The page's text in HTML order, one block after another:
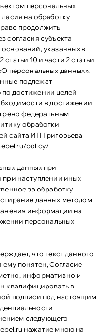
персональных
на обработку
продолжить
согласия субъекта
указанных в
статьи 10 и части 2 статьи
персональных данных».
подлежат
достижении целей
в достижении
федеральным
обработки
сайта ИП Григорьева
policy/
данных при
при наступлении иных
за обработку
данных методом
информации на
персональных
что текст данного
понятен, Согласие
информативно и
квалифицировать в
подписи под настоящим
следующего
нажатие мною на